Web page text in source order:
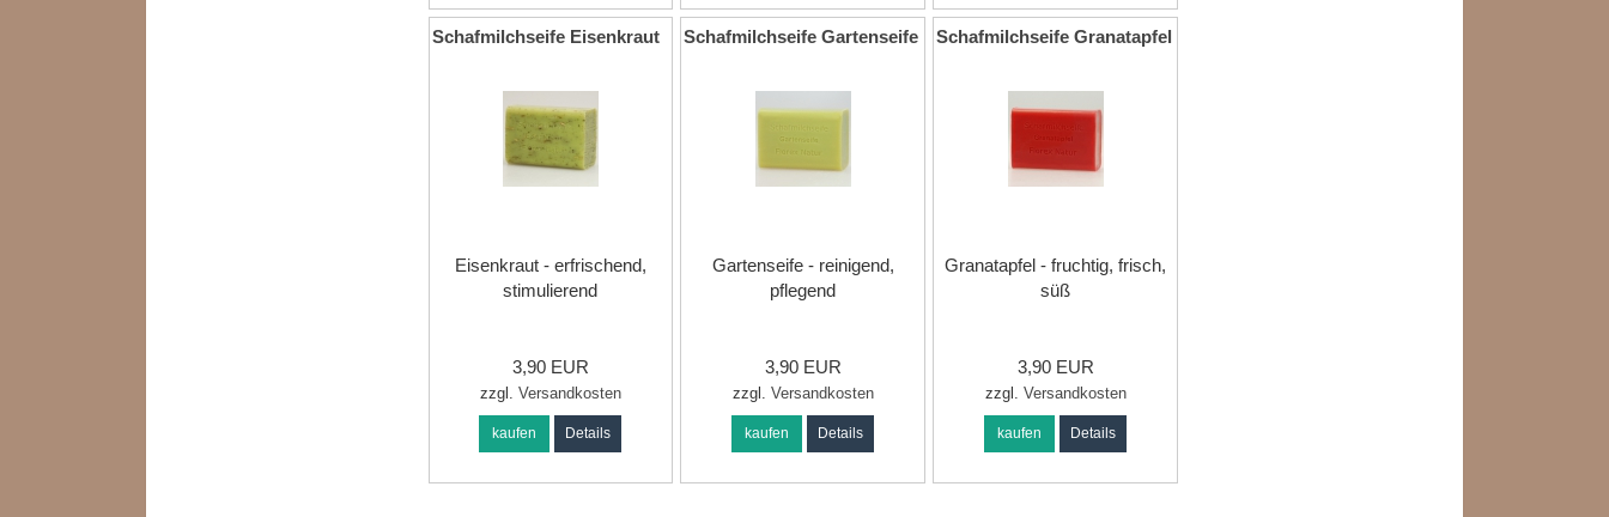
Schafmilchseife Eisenkraut
Eisenkraut - erfrischend,
stimulierend
3,90 EUR
zzgl. Versandkosten
kaufen Details
Schafmilchseife Gartenseife
Gartenseife - reinigend,
pflegend
3,90 EUR
zzgl. Versandkosten
kaufen Details
Schafmilchseife Granatapfel
Granatapfel - fruchtig, frisch,
süß
3,90 EUR
zzgl. Versandkosten
kaufen Details